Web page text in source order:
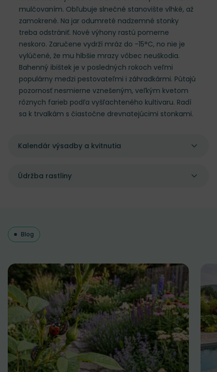
mulčovaním. Obľubuje slnečné stanovište vlhké, až
zamokrené. Na jar odumreté nadzemné stonky
treba odstrániť. Nové výhony rastú pomerne
neskoro. Zaručene vydrží mráz do -15°C, no nie je
vylúčené, že mu hlbšie mrazy vôbec neuškodia.
Bahenný ibištek je v posledných rokoch veľmi
populárny medzi pestovateľmi i záhradkármi. Pútajú
pozornosť nesmierne vznešeným, veľkým kvetom
rôznych farieb podľa vyšľachteného kultivaru. Radí
sa k trvalkám s čiastočne drevnatejúcimi stonkami.
Kalendár výsadby a kvitnutia
Údržba rastliny
Blog